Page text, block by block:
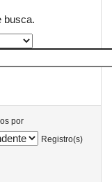
busca.
por
Registro(s)